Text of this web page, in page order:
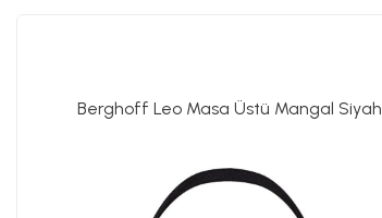
Berghoff Leo Masa Üstü Mangal Siyah